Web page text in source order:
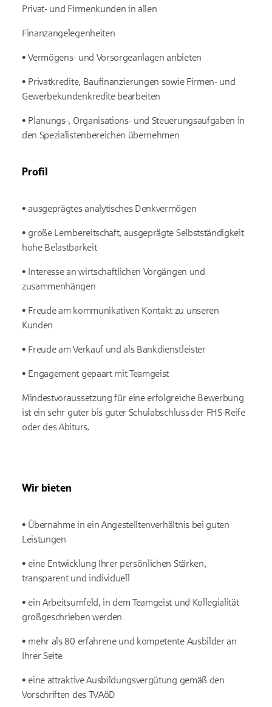
Privat- und Firmenkunden in allen
Finanzangelegenheiten
• Vermögens- und Vorsorgeanlagen anbieten
• Privatkredite, Baufinanzierungen sowie Firmen- und
Gewerbekundenkredite bearbeiten
• Planungs-, Organisations- und Steuerungsaufgaben in
den Spezialistenbereichen übernehmen
Profil
• ausgeprägtes analytisches Denkvermögen
• große Lernbereitschaft, ausgeprägte Selbstständigkeit
hohe Belastbarkeit
• Interesse an wirtschaftlichen Vorgängen und
zusammenhängen
• Freude am kommunikativen Kontakt zu unseren
Kunden
• Freude am Verkauf und als Bankdienstleister
• Engagement gepaart mit Teamgeist
Mindestvoraussetzung für eine erfolgreiche Bewerbung
ist ein sehr guter bis guter Schulabschlussder FHS-Reife
oder des Abiturs.
Wir bieten
• Übernahme in ein Angestelltenverhältnis bei guten
Leistungen
• eine Entwicklung Ihrer persönlichen Stärken,
transparent und individuell
• ein Arbeitsumfeld, in dem Teamgeist und Kollegialität
großgeschrieben werden
• mehr als 80 erfahrene und kompetente Ausbilder an
Ihrer Seite
• eine attraktive Ausbildungsvergütung gemäß den
Vorschriften des TVAöD